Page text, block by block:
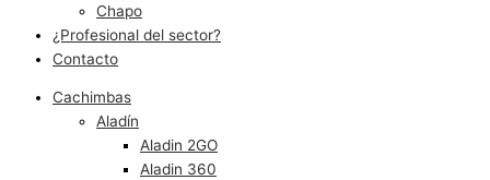
Chapo
¿Profesional del sector?
Contacto
Cachimbas
Aladín
Aladin 2GO
Aladin 360